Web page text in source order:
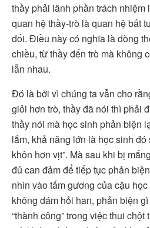
thầy phải lãnh phần trách nhiệm
quan hệ thầy-trò là quan hệ bất
đối. Điều này có nghĩa là dòng
chiều, từ thầy đến trò mà không
lẫn nhau.
Đó là bởi vì chúng ta vẫn cho
giỏi hơn trò, thầy đã nói thì phải
thầy nói mà học sinh phản biện
lắm, khả năng lớn là học sinh đó
khôn hơn vịt”. Mà sau khi bị
đủ can đảm để tiếp tục phản
nhìn vào tấm gương của cậu
không dám hỏi han, phản biện
“thành công” trong việc thui